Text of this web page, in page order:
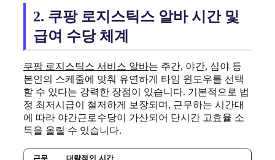
2. 쿠팡 로지스틱스 알바 시간 및
급여 수당 체계
쿠팡 로지스틱스 서비스 알바는 주간, 야간, 심야 등
본인의 스케줄에 맞춰 유연하게 타임 윈도우를 선택
할 수 있다는 강력한 장점이 있습니다. 기본적으로 법
정 최저시급이 철저하게 보장되며, 근무하는 시간대
에 따라 야간근로수당이 가산되어 단시간 고효율 소
득을 올릴 수 있습니다.